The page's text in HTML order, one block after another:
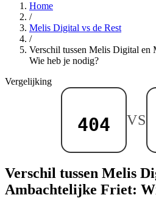
Home
/
Melis Digital vs de Rest
/
Verschil tussen Melis Digital en
Wie heb je nodig?
Vergelijking
VS
Verschil tussen Melis
Ambachtelijke Friet: